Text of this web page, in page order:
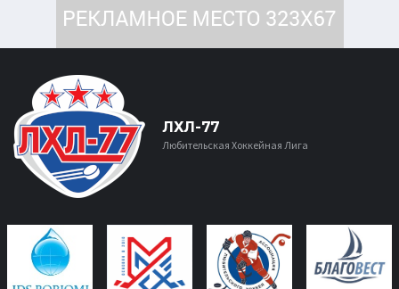
ЛХЛ-77
Любительская Хоккейная Лига